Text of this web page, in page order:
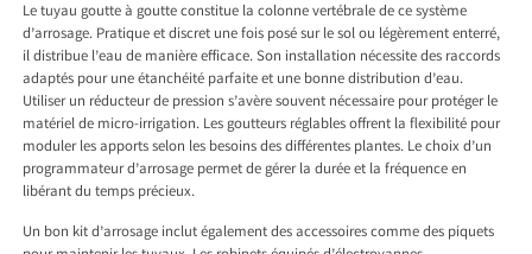
Le tuyau goutte à goutte constitue la colonne vertébrale de ce système
d’arrosage. Pratique et discret une fois posé sur le sol ou légèrement enterré,
il distribue l’eau de manière efficace. Son installation nécessite des raccords
adaptés pour une étanchéité parfaite et une bonne distribution d’eau.
Utiliser un réducteur de pression s’avère souvent nécessaire pour protéger le
matériel de micro-irrigation. Les goutteurs réglables offrent la flexibilité pour
moduler les apports selon les besoins des différentes plantes. Le choix d’un
programmateur d’arrosage permet de gérer la durée et la fréquence en
libérant du temps précieux.
Un bon kit d’arrosage inclut également des accessoires comme des piquets